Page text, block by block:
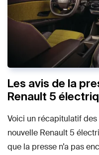
Les avis de la
Renault 5
Voici un récapitulatif
nouvelle Renault 5
que la presse n’a pas